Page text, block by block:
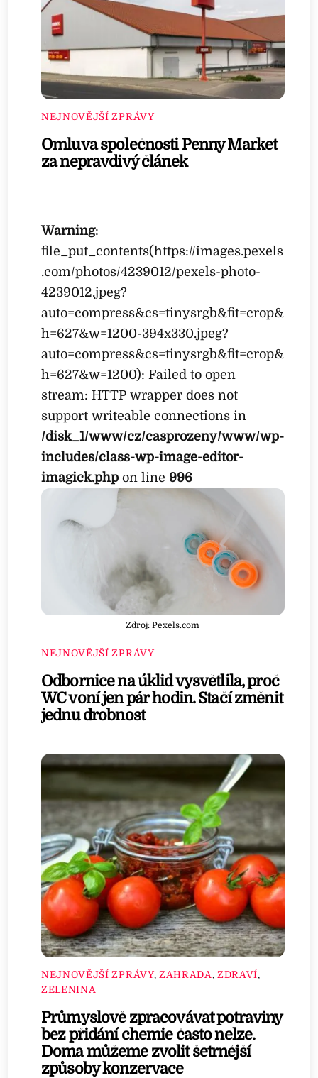
NEJNOVĚJŠÍ ZPRÁVY
Omluva společnosti Penny Market
za nepravdivý článek
Warning:
file_put_contents(https://images.pexels
.com/photos/4239012/pexels-photo-
4239012.jpeg?
auto=compress&cs=tinysrgb&fit=crop&
h=627&w=1200-394x330.jpeg?
auto=compress&cs=tinysrgb&fit=crop&
h=627&w=1200): Failed to open
stream: HTTP wrapper does not
support writeable connections in
/disk_1/www/cz/casprozeny/www/wp-
includes/class-wp-image-editor-
imagick.php on line 996
Zdroj: Pexels.com
NEJNOVĚJŠÍ ZPRÁVY
Odbornice na úklid vysvětlila, proč
WC voní jen pár hodin. Stačí změnit
jednu drobnost
NEJNOVĚJŠÍ ZPRÁVY, ZAHRADA , ZDRAVÍ,
ZELENINA
Průmyslově zpracovávat potraviny
bez přidání chemie často nelze.
Doma můžeme zvolit šetrnější
způsoby konzervace